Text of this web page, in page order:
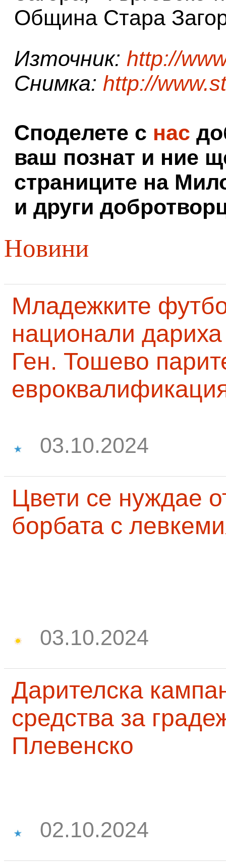
Община Стара
Източник: http://
Снимка: http://
Споделете с нас
ваш познат и ние
страниците на
и други
Новини
Младежките
национали
Ген. Тошево
03.10.2024
Цвети се нуждае
борбата с
03.10.2024
Дарителска
средства за
Плевенско
02.10.2024